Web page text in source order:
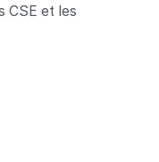
CSE et les